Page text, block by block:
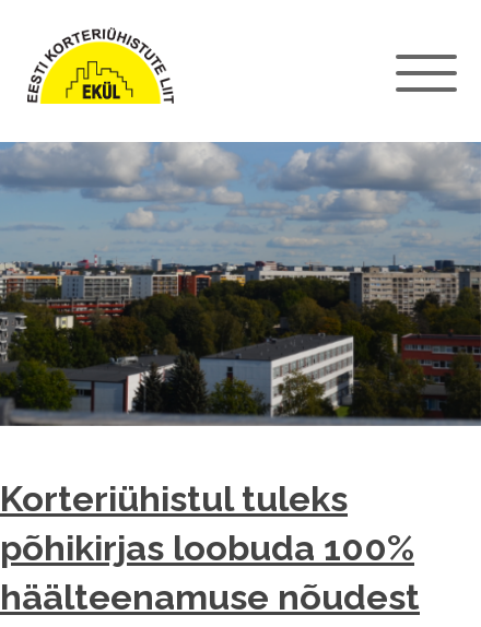
Korteriühistul tuleks
põhikirjas loobuda 100%
häälteenamuse nõudest